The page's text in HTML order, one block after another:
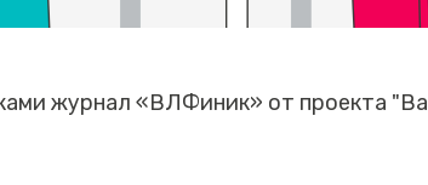
журнал «ВЛФиник» от проекта